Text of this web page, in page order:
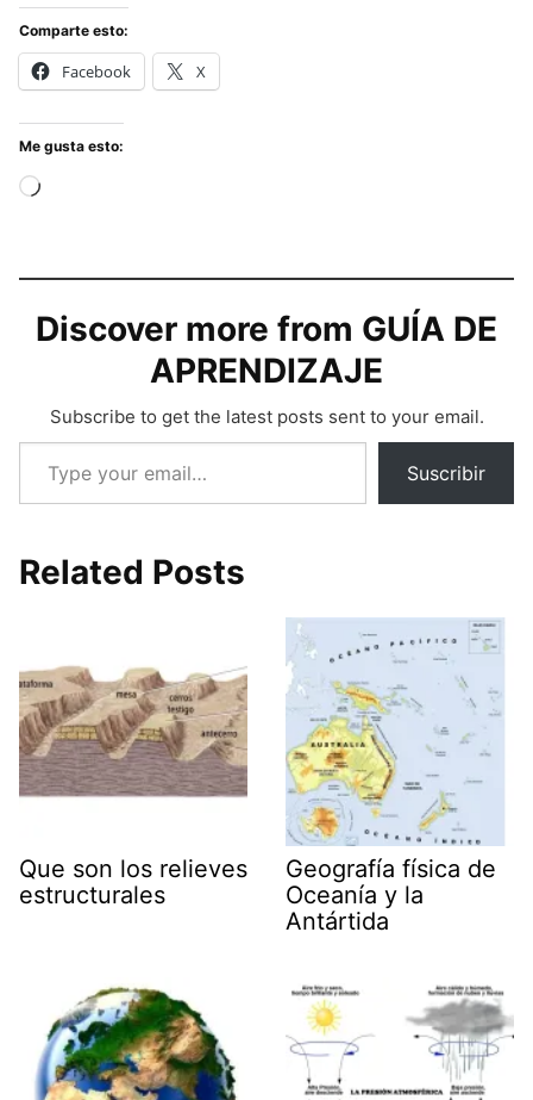
Comparte esto:
Facebook X
Me gusta esto:
Cargando...
Discover more from GUÍA DE
APRENDIZAJE
Subscribe to get the latest posts sent to your email.
Type your email…
Suscribir
Related Posts
Que son los relieves
estructurales
Geografía física de
Oceanía y la
Antártida